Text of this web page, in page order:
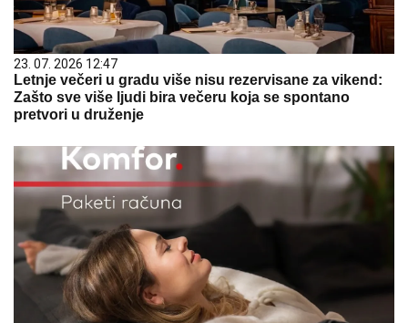
23. 07. 2026 12:47
Letnje večeri u gradu više nisu rezervisane za vikend:
Zašto sve više ljudi bira večeru koja se spontano
pretvori u druženje